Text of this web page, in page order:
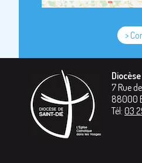
>
7 Rue
88000
Tél: 03